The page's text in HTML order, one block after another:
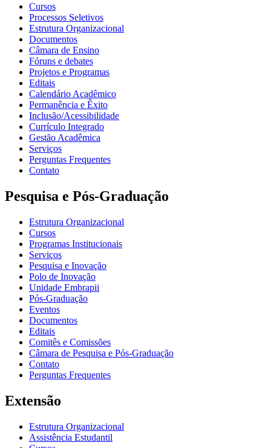
Cursos
Processos Seletivos
Estrutura Organizacional
Documentos
Câmara de Ensino
Fóruns e debates
Projetos e Programas
Editais
Calendário Acadêmico
Permanência e Êxito
Inclusão/Acessibilidade
Currículo Integrado
Gestão Acadêmica
Serviços
Perguntas Frequentes
Contato
Pesquisa e Pós-Graduação
Estrutura Organizacional
Cursos
Programas Institucionais
Serviços
Pesquisa e Inovação
Polo de Inovação
Unidade Embrapii
Pós-Graduação
Eventos
Documentos
Editais
Comitês e Comissões
Câmara de Pesquisa e Pós-Graduação
Contato
Perguntas Frequentes
Extensão
Estrutura Organizacional
Assistência Estudantil